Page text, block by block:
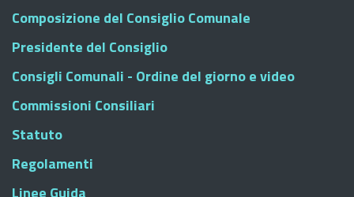
Composizione del Consiglio Comunale
Presidente del Consiglio
Consigli Comunali - Ordine del giorno e video
Commissioni Consiliari
Statuto
Regolamenti
Linee Guida